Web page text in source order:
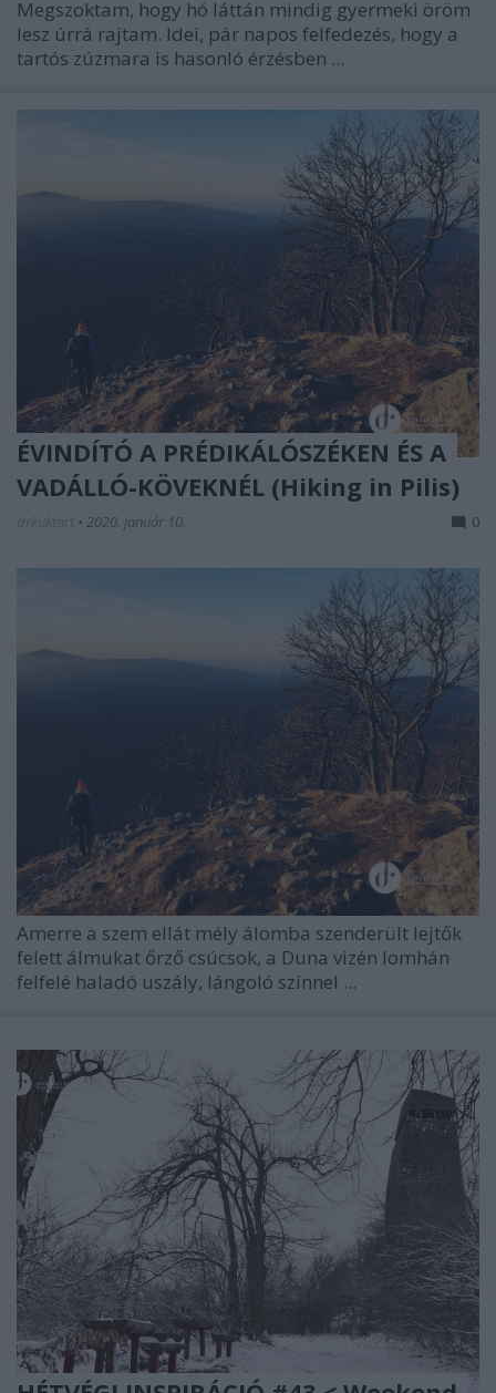
Megszoktam, hogy hó láttán mindig gyermeki öröm
lesz úrrá rajtam. Idei, pár napos felfedezés, hogy a
tartós zúzmara is hasonló érzésben ...
ÉVINDÍTÓ A PRÉDIKÁLÓSZÉKEN ÉS A
VADÁLLÓ-KÖVEKNÉL (Hiking in Pilis)
• 2020. január 10. 0
Amerre a szem ellát mély álomba szenderült lejtők
felett álmukat őrző csúcsok, a Duna vizén lomhán
felfelé haladó uszály, lángoló színnel ...